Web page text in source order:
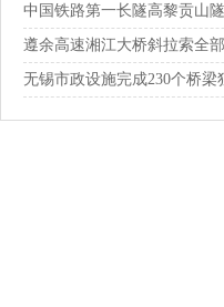
通
中国铁路第一长隧高黎贡山
进通...
遵余高速湘江大桥斜拉索全
无锡市政设施完成230个桥梁